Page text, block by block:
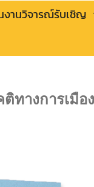
งานวิจารณ์รับเชิญ
ทางการเมือ